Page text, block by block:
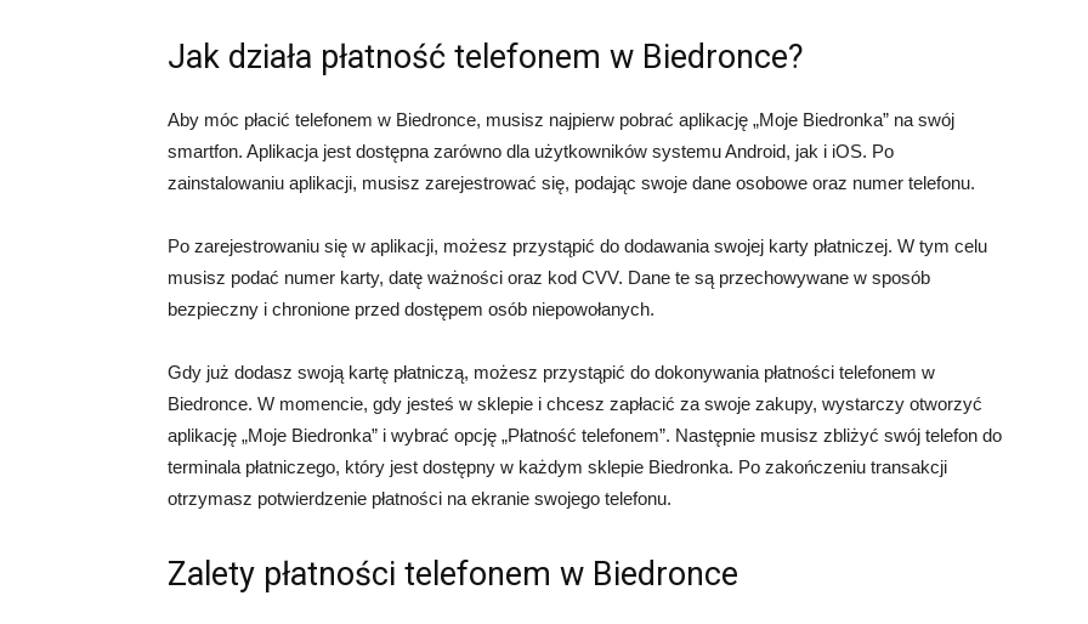
Jak działa płatność telefonem w Biedronce?
Aby móc płacić telefonem w Biedronce, musisz najpierw pobrać aplikację „Moje Biedronka” na swój
smartfon. Aplikacja jest dostępna zarówno dla użytkowników systemu Android, jak i iOS. Po
zainstalowaniu aplikacji, musisz zarejestrować się, podając swoje dane osobowe oraz numer telefonu.
Po zarejestrowaniu się w aplikacji, możesz przystąpić do dodawania swojej karty płatniczej. W tym celu
musisz podać numer karty, datę ważności oraz kod CVV. Dane te są przechowywane w sposób
bezpieczny i chronione przed dostępem osób niepowołanych.
Gdy już dodasz swoją kartę płatniczą, możesz przystąpić do dokonywania płatności telefonem w
Biedronce. W momencie, gdy jesteś w sklepie i chcesz zapłacić za swoje zakupy, wystarczy otworzyć
aplikację „Moje Biedronka” i wybrać opcję „Płatność telefonem”. Następnie musisz zbliżyć swój telefon do
terminala płatniczego, który jest dostępny w każdym sklepie Biedronka. Po zakończeniu transakcji
otrzymasz potwierdzenie płatności na ekranie swojego telefonu.
Zalety płatności telefonem w Biedronce